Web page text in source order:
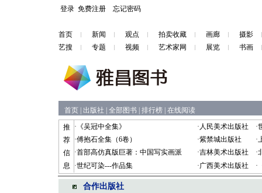
登录 免费注册 忘记密码
首页 新闻 观点 拍卖收藏 画廊
摄影
艺搜
专题 视频 艺术家网 展览 书画
首页 出版社 全部图书 排行榜 在线阅读
推
荐
信
息
· 《吴冠中全集》 · 人民美术出版社 ·
·傅抱石全集（6卷） ·紫禁城出版社 ·
·首部高仿真版巨著：中国写实画派 ·吉林美术出版社 ·
·世纪可染---作品集 ·广西美术出版社 ·
合作出版社